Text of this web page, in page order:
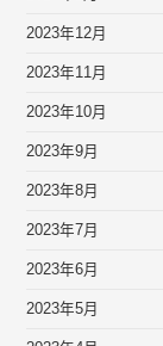
2023年12月
2023年11月
2023年10月
2023年9月
2023年8月
2023年7月
2023年6月
2023年5月